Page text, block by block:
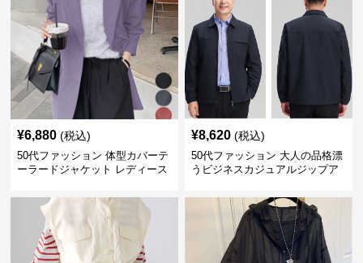
¥6,880 (税込)
50代ファッション 体型カバーテ
ーラードジャケット レディース
¥8,620 (税込)
50代ファッション 大人の品格漂
うビジネスカジュアルジップア